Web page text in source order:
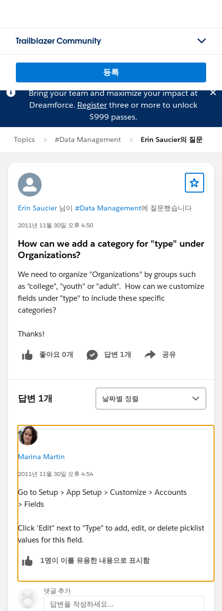
Trailblazer Community
등록
Bring your team and maximize your impact at
Dreamforce. Registerthree or more to unlock
$999 passes.
Topics #Data Management Erin Saucier의 질문
Erin Saucier 님이 #Data Management에 질문했습니다
2011년 11월 30일 오후 4:50
How can we add a category for "type" under
Organizations?
We need to organize "Organizations" by groups such
as "college", "youth" or "adult". How can we customize
fields under "type" to include these specific
categories?
Thanks!
좋아요 0개 답변 1개 공유
Show menu
답변 1개
정렬
날짜별 정렬
Marina Martin
2011년 11월 30일 오후 4:54
Go to Setup > App Setup > Customize > Accounts
> Fields
Click 'Edit" next to "Type" to add, edit, or delete picklist
values for this field.
1명이 이를 유용한 내용으로 표시함
댓글 추가
답변을 작성하세요...